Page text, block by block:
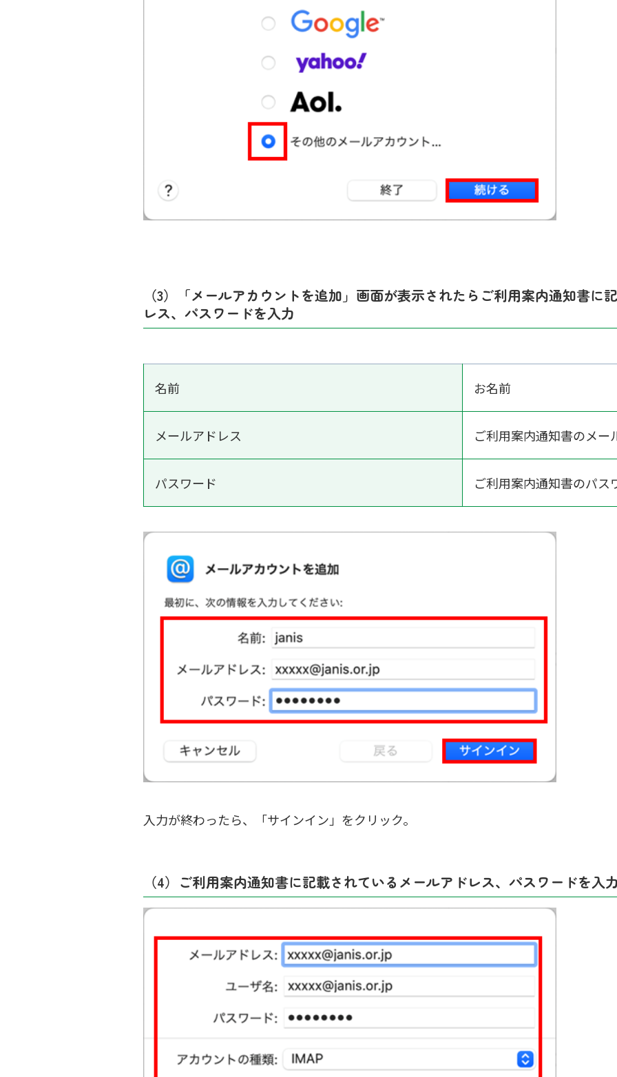
（3）「メールアカウントを追加」画面が表示されたらご利用案内通知書に
レス、パスワードを入力
名前 お名前
メールアドレス ご利用案内通知書のメー
パスワード ご利用案内通知書のパス
入力が終わったら、「サインイン」をクリック。
（4）ご利用案内通知書に記載されているメールアドレス、パスワードを入